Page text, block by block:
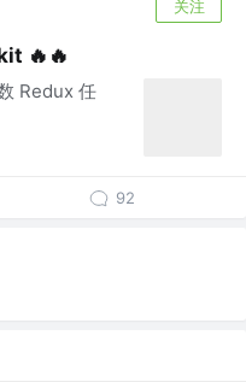
关注
🔥🔥
Redux 任
92